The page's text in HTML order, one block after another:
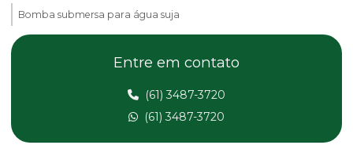
Bomba submersa para água suja
Bomba submersa alta vazão
Bomba submersa anauger
Bomba submersa com boia
Entre em contato
(61) 3487-3720
(61) 3487-3720